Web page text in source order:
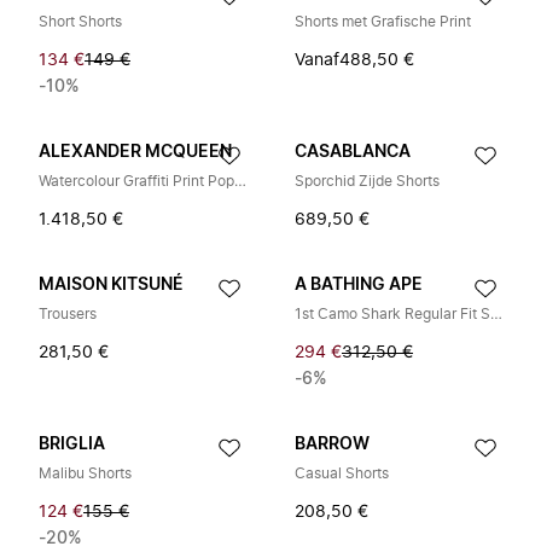
Short Shorts
134 €149 €
-10%
Shorts met Grafische Print
Vanaf488,50 €
ALEXANDER MCQUEEN
Watercolour Graffiti Print Poplin Shorts
1.418,50 €
CASABLANCA
Sporchid Zijde Shorts
689,50 €
MAISON KITSUNÉ
Trousers
281,50 €
A BATHING APE
1st Camo Shark Regular Fit Sweat Shorts
294 €312,50 €
-6%
BRIGLIA
Malibu Shorts
124 €155 €
-20%
BARROW
Casual Shorts
208,50 €